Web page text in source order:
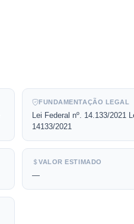
FUNDAMENTAÇÃO LEGAL
Lei Federal nº. 14.133/2021
14133/2021
VALOR ESTIMADO
—